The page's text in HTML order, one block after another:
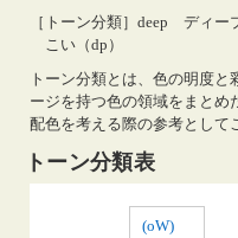
［トーン分類］deep ディー
こい（dp）
トーン分類とは、色の明度
ージを持つ色の領域をまとめ
配色を考える際の参考として
トーン分類表
(oW)